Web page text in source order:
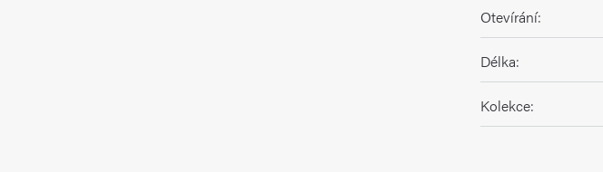
Otevírání:
Délka:
Kolekce: